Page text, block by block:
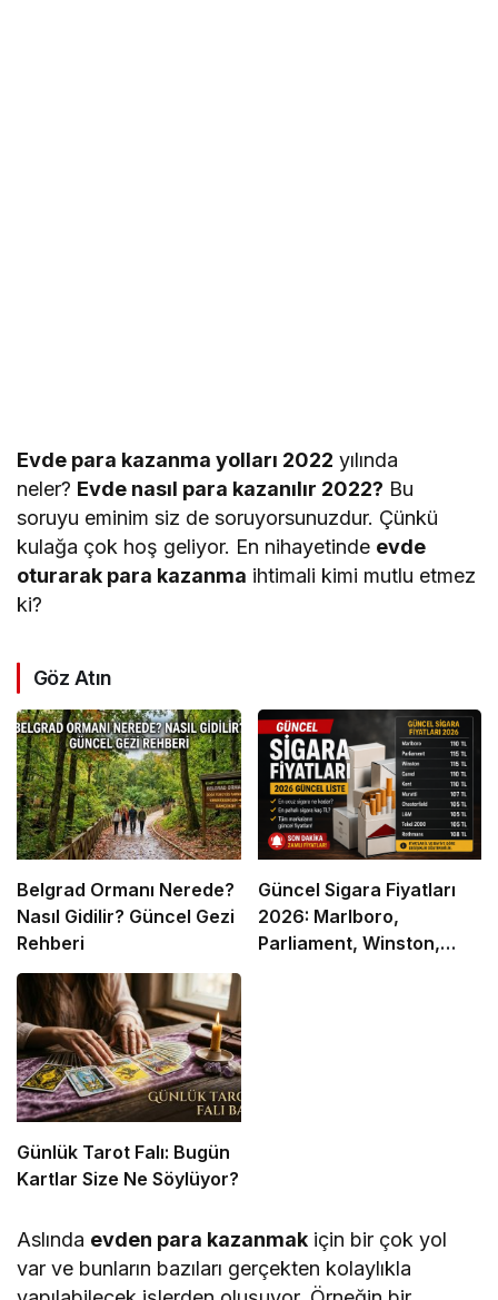
Evde para kazanma yolları 2022 yılında
neler? Evde nasıl para kazanılır 2022? Bu
soruyu eminim siz de soruyorsunuzdur. Çünkü
kulağa çok hoş geliyor. En nihayetinde evde
oturarak para kazanma ihtimali kimi mutlu etmez
ki?
Göz Atın
Belgrad Ormanı Nerede?
Nasıl Gidilir? Güncel Gezi
Rehberi
Güncel Sigara Fiyatları
2026: Marlboro,
Parliament, Winston,
Günlük Tarot Falı: Bugün
Kartlar Size Ne Söylüyor?
Aslında evden para kazanmak için bir çok yol
var ve bunların bazıları gerçekten kolaylıkla